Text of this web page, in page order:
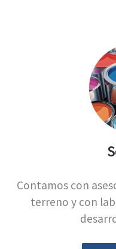
Contamos con
terreno y con